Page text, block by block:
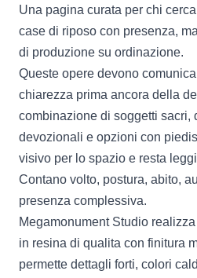
Una pagina curata per chi
case di riposo con presenza,
di produzione su ordinazione.
Queste opere devono
chiarezza prima ancora della
combinazione di soggetti sacri,
devozionali e opzioni con
visivo per lo spazio e resta
Contano volto, postura, abito,
presenza complessiva.
Megamonument Studio
in resina di qualita con finitura
permette dettagli forti, colori